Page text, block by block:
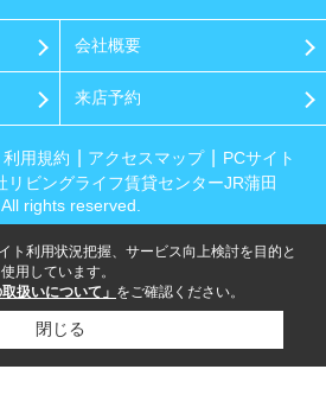
会社概要
来店予約
利用規約 アクセスマップ
PCサイト
ビングライフ賃貸センターJR蒲田
rights reserved.
ト利用状況把握、サービス向上検討を目的と
用しています。
扱いについて」 をご確認ください。
閉じる